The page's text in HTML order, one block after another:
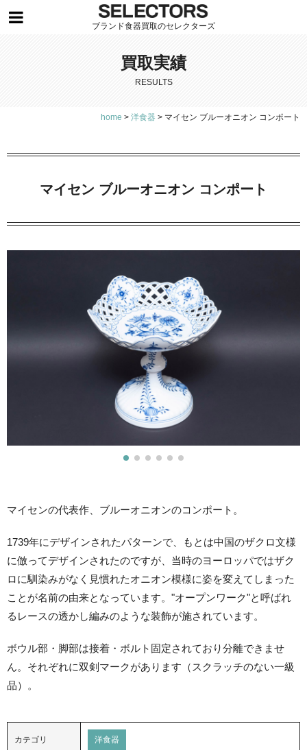
ブランド食器買取のセレクターズ
買取実績
RESULTS
home > 洋食器 > マイセン ブルーオニオン コンポート
マイセン ブルーオニオン コンポート
マイセンの代表作、ブルーオニオンのコンポート。
1739年にデザインされたパターンで、もとは中国のザクロ文様
に倣ってデザインされたのですが、当時のヨーロッパではザク
ロに馴染みがなく見慣れたオニオン模様に姿を変えてしまった
ことが名前の由来となっています。"オープンワーク"と呼ばれ
るレースの透かし編みのような装飾が施されています。
ボウル部・脚部は接着・ボルト固定されており分離できませ
ん。それぞれに双剣マークがあります（スクラッチのない一級
品）。
カテゴリ 洋食器